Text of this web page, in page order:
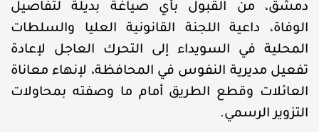
دمشق، من القبول بأي صياغة بديلة لتفاصيل
الوفاة، داعية اللجنة القانونية العليا والسلطات
المحلية في السويداء إلى التحرك العاجل لإعادة
تفعيل مديرية النفوس في المحافظة، لإنهاء معاناة
العائلات وقطع الطريق أمام ما وصفته بمحاولات
التزوير الرسمي.